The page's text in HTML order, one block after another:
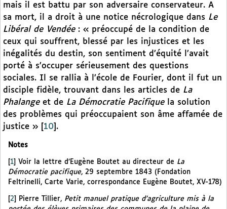
mais il est battu par son adversaire conservateur. A
sa mort, il a droit à une notice nécrologique dans Le
Libéral de Vendée: « préoccupé de la condition de
ceux qui souffrent, blessé par les injustices et les
inégalités du destin, son sentiment d’équité l’avait
porté à s’occuper sérieusement des questions
sociales. Il se rallia à l’école de Fourier, dont il fut un
disciple fidèle, trouvant dans les articles de La
Phalangeet de La Démocratie Pacifiquela solution
des problèmes qui préoccupaient son âme affamée de
justice »
10 .
Notes
[1] Voir la lettre d’Eugène Boutet au directeur de La
Démocratie pacifique, 29 septembre 1843 (Fondation
Feltrinelli, Carte Varie, correspondance Eugène Boutet, XV-178)
2 Pierre Tillier, Petit manuel pratique d’agriculture mis à la